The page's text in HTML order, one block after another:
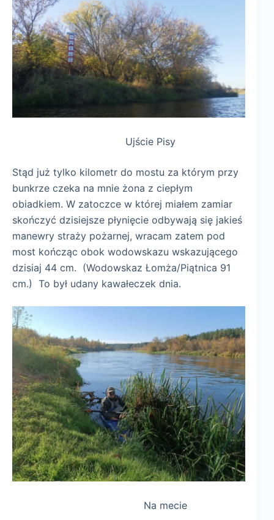
Ujście Pisy
Stąd już tylko kilometr do mostu za którym przy
bunkrze czeka na mnie żona z ciepłym
obiadkiem. W zatoczce w której miałem zamiar
skończyć dzisiejsze płynięcie odbywają się jakieś
manewry straży pożarnej, wracam zatem pod
most kończąc obok wodowskazu wskazującego
dzisiaj 44 cm. (Wodowskaz Łomża/Piątnica 91
cm.) To był udany kawałeczek dnia.
Na mecie